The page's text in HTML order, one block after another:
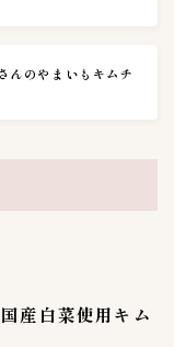
んのやまいもキムチ
産白菜使用キム